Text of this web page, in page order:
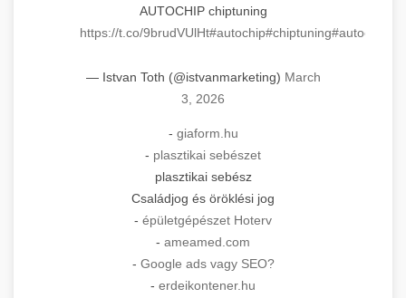
AUTOCHIP chiptuning
https://t.co/9brudVUlHt#autochip#chiptuning#autochip
— Istvan Toth (@istvanmarketing) March
3, 2026
- giaform.hu
- plasztikai sebészet
plasztikai sebész
Családjog és öröklési jog
- épületgépészet Hoterv
- ameamed.com
- Google ads vagy SEO?
- erdeikontener.hu